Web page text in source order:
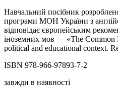
Навчальний посібник
програми МОН України з
відповідає європейським
іноземних мов — «The Common
political and educational context.
ISBN 978-966-97893-7-2
завжди в наявності